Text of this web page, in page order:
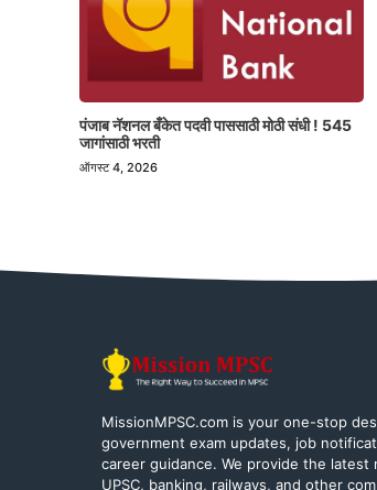
पंजाब नॅशनल बँकेत पदवी पाससाठी मोठी संधी ! 545
जागांसाठी भरती
ऑगस्ट 4, 2026
MissionMPSC.com is your one-stop
government exam updates, job
career guidance. We provide the latest
UPSC, banking, railways, and other